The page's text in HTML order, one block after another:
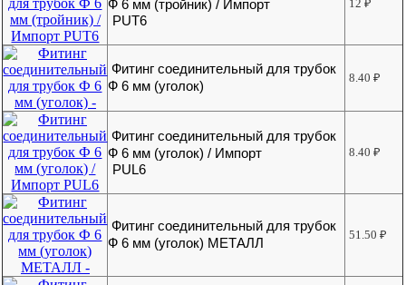
Ф 6 мм (тройник) / Импорт
PUT6
12₽
Фитинг соединительный для трубок
Ф 6 мм (уголок)
8.40₽
Фитинг соединительный для трубок
Ф 6 мм (уголок) / Импорт
PUL6
8.40₽
Фитинг соединительный для трубок
Ф 6 мм (уголок) МЕТАЛЛ
51.50₽